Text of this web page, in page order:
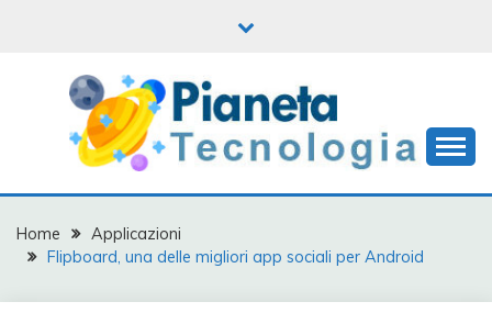
PIANETA
TECNOLOGIA
Home
Applicazioni
Flipboard, una delle migliori app sociali per Android